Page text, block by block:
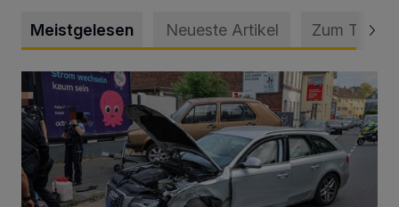
Meistgelesen Neueste Artikel Zum Thema
Schwerer Unfall mit 2,48 Promille